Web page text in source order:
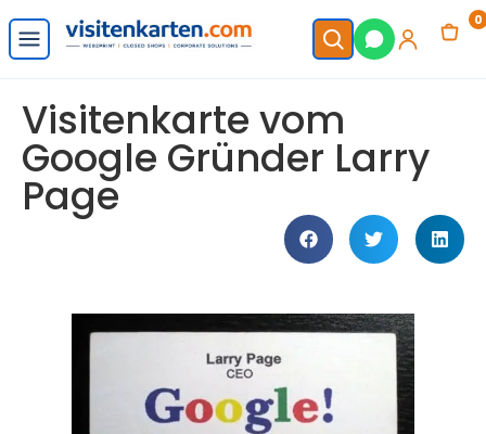
0
Visitenkarte vom
Google Gründer Larry
Page